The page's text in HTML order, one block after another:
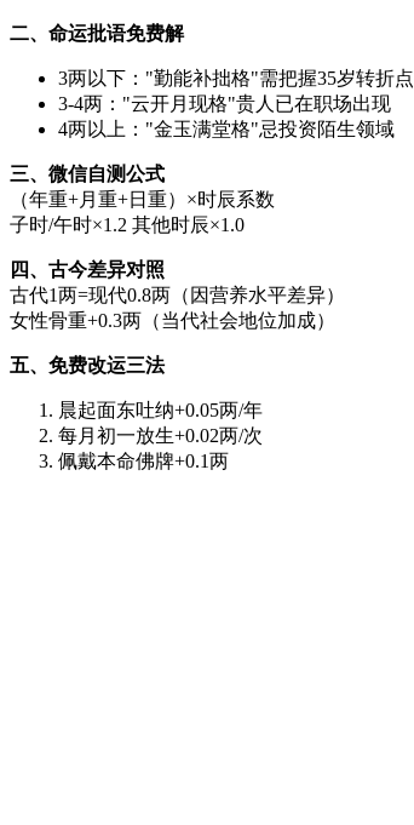
二、命运批语免费解
3两以下："勤能补拙格"需把握35岁转折点
3-4两："云开月现格"贵人已在职场出现
4两以上："金玉满堂格"忌投资陌生领域
三、微信自测公式
（年重+月重+日重）×时辰系数
子时/午时×1.2 其他时辰×1.0
四、古今差异对照
古代1两=现代0.8两（因营养水平差异）
女性骨重+0.3两（当代社会地位加成）
五、免费改运三法
晨起面东吐纳+0.05两/年
每月初一放生+0.02两/次
佩戴本命佛牌+0.1两